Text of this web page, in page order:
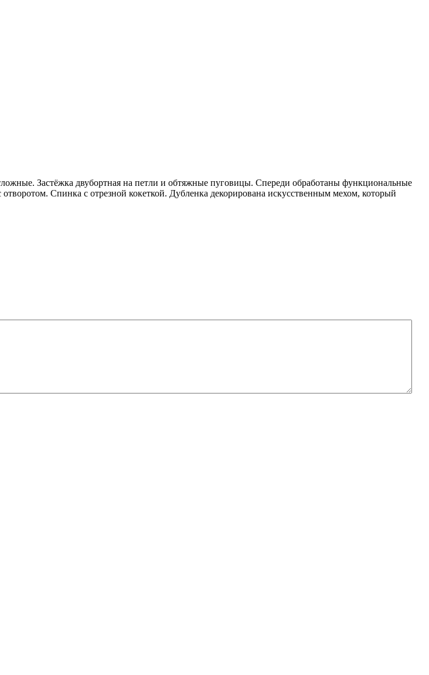
Застёжка двубортная на петли и обтяжные пуговицы. Спереди обработаны функциональные
Спинка с отрезной кокеткой. Дубленка декорирована искусственным мехом, который